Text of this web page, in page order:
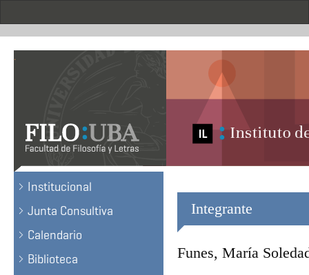
.
Institucional
Junta Consultiva
Calendario
Biblioteca
Integrante
Funes, María